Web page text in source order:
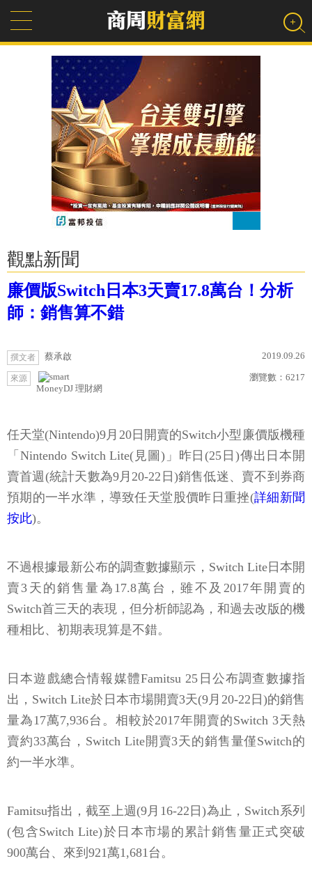
觀點新聞
廉價版Switch日本3天賣17.8萬台！分析
師：銷售算不錯
撰文者 蔡承啟 2019.09.26
來源
MoneyDJ 理財網
瀏覽數： 6217
任天堂(Nintendo)9月20日開賣的Switch小型廉價版機種
「Nintendo Switch Lite(見圖)」昨日(25日)傳出日本開
賣首週(統計天數為9月20-22日)銷售低迷、賣不到券商
預期的一半水準，導致任天堂股價昨日重挫(詳細新聞
按此)。
不過根據最新公布的調查數據顯示，Switch Lite日本開
賣3天的銷售量為17.8萬台，雖不及2017年開賣的
Switch首三天的表現，但分析師認為，和過去改版的機
種相比、初期表現算是不錯。
日本遊戲總合情報媒體Famitsu 25日公布調查數據指
出，Switch Lite於日本市場開賣3天(9月20-22日)的銷售
量為17萬7,936台。相較於2017年開賣的Switch 3天熱
賣約33萬台，Switch Lite開賣3天的銷售量僅Switch的
約一半水準。
Famitsu指出，截至上週(9月16-22日)為止，Switch系列
(包含Switch Lite)於日本市場的累計銷售量正式突破
900萬台、來到921萬1,681台。